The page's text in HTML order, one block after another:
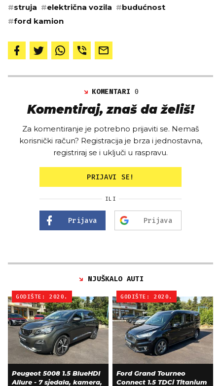
#struja #električna vozila #budućnost
#ford kamion
KOMENTARI0
Komentiraj, znaš da želiš!
Za komentiranje je potrebno prijaviti se. Nemaš
korisnički račun? Registracija je brza i jednostavna,
registriraj se i uključi u raspravu.
PRIJAVI SE!
ILI
Prijava Prijava
NJUŠKALO AUTI
GODIŠTE: 2020.
Peugeot 5008 1.5 BlueHDI
Allure - 7 sjedala, kamera,
GODIŠTE: 2020.
Ford Grand Tourneo
Connect 1.5 TDCi Titanium